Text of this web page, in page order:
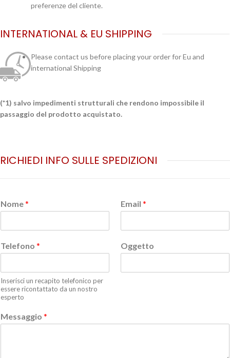
preferenze del cliente.
INTERNATIONAL & EU SHIPPING
Please contact us before placing your order for Eu and
international Shipping
(*1) salvo impedimenti strutturali che rendono impossibile il
passaggio del prodotto acquistato.
RICHIEDI INFO SULLE SPEDIZIONI
Nome* Email *
Telefono *
Inserisci un recapito telefonico per
essere ricontattato da un nostro
esperto
Oggetto
Messaggio *